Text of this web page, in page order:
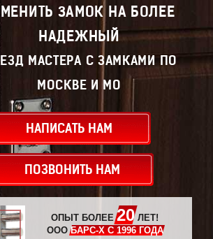
ЗАМОК НА БОЛЕЕ
НАДЕЖНЫЙ
МАСТЕРА С ЗАМКАМИ ПО
МОСКВЕ И МО
НАПИСАТЬ НАМ
ПОЗВОНИТЬ НАМ
ОПЫТ БОЛЕЕ20ЛЕТ!
ОООБАРС-Х С 1996 ГОДА